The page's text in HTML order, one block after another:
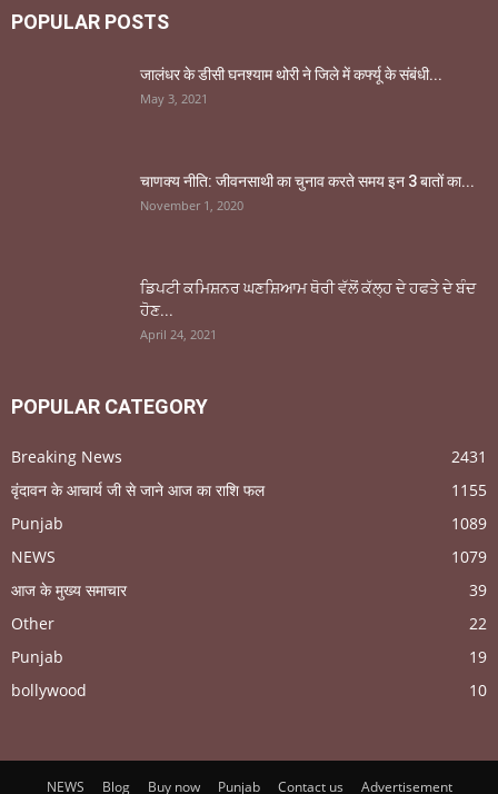
POPULAR POSTS
जालंधर के डीसी घनश्याम थोरी ने जिले में कर्फ्यू के संबंधी...
May 3, 2021
चाणक्य नीति: जीवनसाथी का चुनाव करते समय इन 3 बातों का...
November 1, 2020
ਡਿਪਟੀ ਕਮਿਸ਼ਨਰ ਘਣਸ਼ਿਆਮ ਥੋਰੀ ਵੱਲੋਂ ਕੱਲ੍ਹ ਦੇ ਹਫਤੇ ਦੇ ਬੰਦ
ਹੋਣ...
April 24, 2021
POPULAR CATEGORY
Breaking News
2431
वृंदावन के आचार्य जी से जाने आज का राशि फल
1155
Punjab
1089
NEWS
1079
आज के मुख्य समाचार
39
Other
22
Punjab
19
bollywood
10
NEWS Blog Buy now Punjab Contact us Advertisement